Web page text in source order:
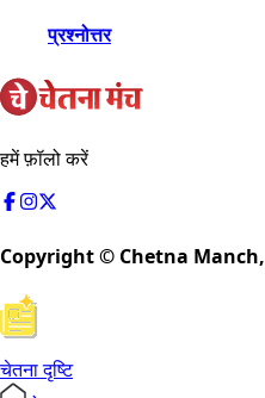
प्रश्नोत्तर
हमें फ़ॉलो करें
Copyright © Chetna Manch,
चेतना दृष्टि